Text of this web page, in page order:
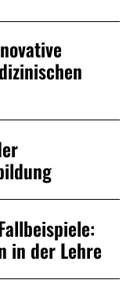
in der Lehre